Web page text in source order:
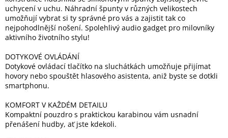
uchycení v uchu. Náhradní špunty v různých velikostech
umožňují vybrat si ty správné pro vás a zajistit tak co
nejpohodlnější nošení. Spolehlivý audio gadget pro milovníky
aktivního životního stylu!
DOTYKOVÉ OVLÁDÁNÍ
Dotykové ovládací tlačítko na sluchátkách umožňuje přijímat
hovory nebo spouštět hlasového asistenta, aniž byste se dotkli
smartphonu.
KOMFORT V KAŽDÉM DETAILU
Kompaktní pouzdro s praktickou karabinou vám usnadní
přenášení hudby, ať jste kdekoli.